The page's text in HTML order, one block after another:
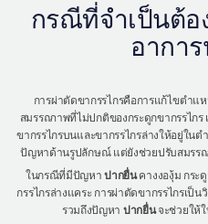
กรณีที่จำเป็นต้อ
อากา
การผ่าตัดขากรรไกรคือการแก้ไขตำแ
สมรรถภาพที่ไม่ปกติของกระดูกขากรรไกร
ขากรรไกรบนและขากรรไกรล่างให้อยู่ใน
ปัญหาด้านรูปลักษณ์ แต่ยังช่วยปรับสมรร
ในกรณีที่มีปัญหาปากยื่นคางงองุ้ม กระ
กรรไกรล่างแคระ การผ่าตัดขากรรไกรเ
รวมถึงปัญหา ปากยื่นจะช่วยให้